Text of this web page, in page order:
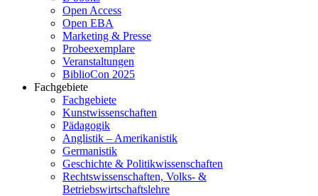
Open Access
Open EBA
Marketing & Presse
Probeexemplare
Veranstaltungen
BiblioCon 2025
Fachgebiete
Fachgebiete
Kunstwissenschaften
Pädagogik
Anglistik – Amerikanistik
Germanistik
Geschichte & Politikwissenschaften
Rechtswissenschaften, Volks- &
Betriebswirtschaftslehre